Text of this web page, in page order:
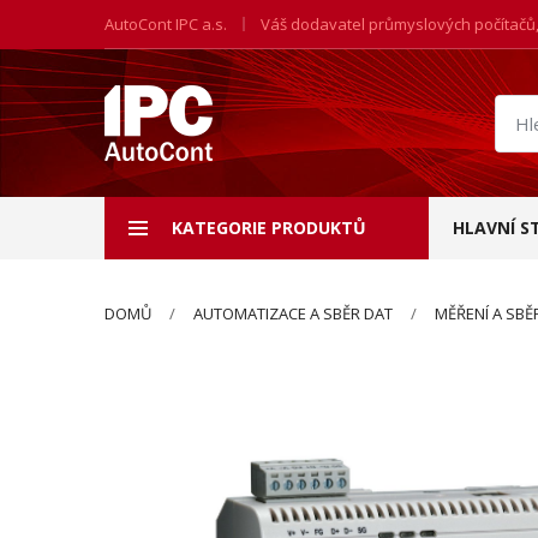
AutoCont IPC a.s. Váš dodavatel průmyslových
KATEGORIE PRODUKTŮ HLAVNÍ
DOMŮ AUTOMATIZACE A SBĚR DAT MĚŘENÍ A